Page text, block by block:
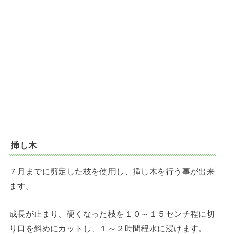
挿し木
７月までに剪定した枝を使用し、挿し木を行う事が出来
ます。
成長が止まり、硬くなった枝を１０～１５センチ程に切
り口を斜めにカットし、１～２時間程水に浸けます。